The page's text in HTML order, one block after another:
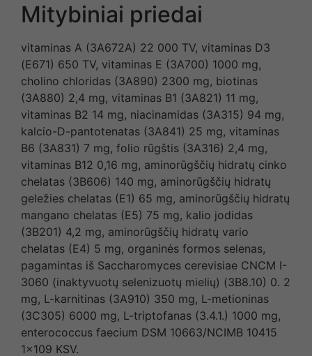
Mitybiniai priedai
vitaminas A (3A672A) 22 000 TV, vitaminas D3
(E671) 650 TV, vitaminas E (3A700) 1000 mg,
cholino chloridas (3A890) 2300 mg, biotinas
(3A880) 2,4 mg, vitaminas B1 (3A821) 11 mg,
vitaminas B2 14 mg, niacinamidas (3A315) 94 mg,
kalcio-D-pantotenatas (3A841) 25 mg, vitaminas
B6 (3A831) 7 mg, folio rūgštis (3A316) 2,4 mg,
vitaminas B12 0,16 mg, aminorūgščių hidratų cinko
chelatas (3B606) 140 mg, aminorūgščių hidratų
geležies chelatas (E1) 65 mg, aminorūgščių hidratų
mangano chelatas (E5) 75 mg, kalio jodidas
(3B201) 4,2 mg, aminorūgščių hidratų vario
chelatas (E4) 5 mg, organinės formos selenas,
pagamintas iš Saccharomyces cerevisiae CNCM I-
3060 (inaktyvuotų selenizuotų mielių) (3B8.10) 0. 2
mg, L-karnitinas (3A910) 350 mg, L-metioninas
(3C305) 6000 mg, L-triptofanas (3.4.1.) 1000 mg,
enterococcus faecium DSM 10663/NCIMB 10415
1×109 KSV.